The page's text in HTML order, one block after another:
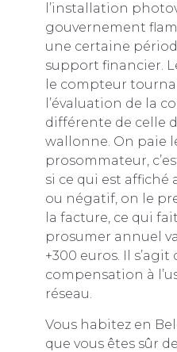
l’installation
gouvernement
une certaine
support financier.
le compteur
l’évaluation de la
différente de celle
wallonne. On paie
prosommateur,
si ce qui est affiché
ou négatif, on le
la facture, ce qui
prosumer annuel
+300 euros. Il s’agit
compensation à
réseau.
Vous habitez en
que vous êtes sûr